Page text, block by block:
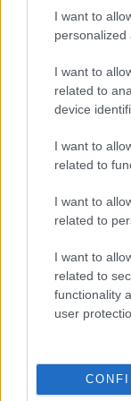
I want to
personalized
I want to
related to
device
I want to
related to
I want to
related to
I want to
related to
functionality
user
“Bosszantó
tanul – mondta
lesz percekig a
közötti nagyobb
mondtak. Mi van
Őrület.”